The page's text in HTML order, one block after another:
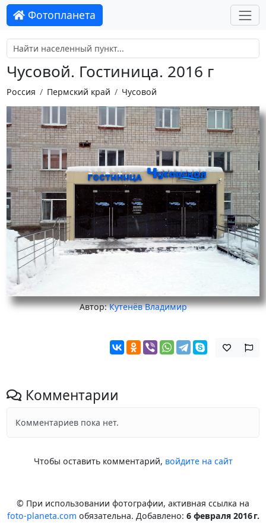
Фотопланета
Чусовой. Гостиница. 2016 г
Россия Пермский край Чусовой
Автор:Кутенёв Владимир
Комментарии
Комментариев пока нет.
Чтобы оставить комментарий, войдите на сайт
© При использовании фотографии, активная ссылка на
foto-planeta.com обязательна. Добавлено: 6 февраля 2016 г.